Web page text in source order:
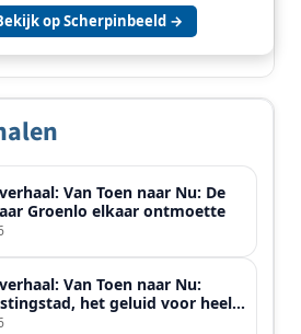
op Scherpinbeeld →
Van Toen naar Nu: De
Groenlo elkaar ontmoette
Van Toen naar Nu:
het geluid voor heel